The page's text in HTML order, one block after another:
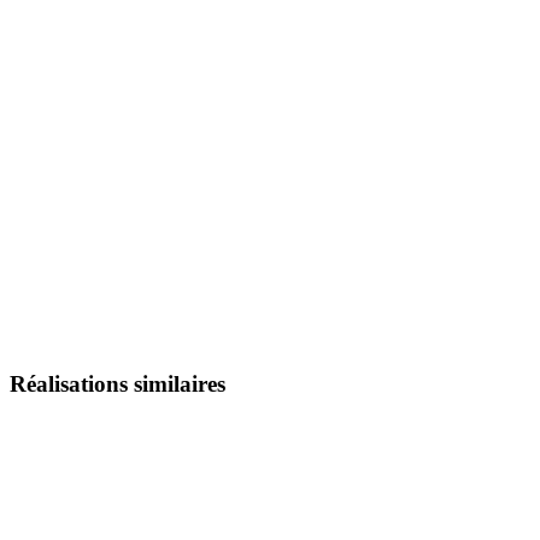
Réalisations similaires